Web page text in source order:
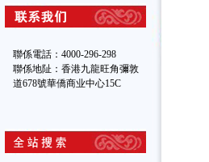
聯係電話：4000-296-298
聯係地阯：香港九龍旺角彌敦
道678號華僑商业中心15C